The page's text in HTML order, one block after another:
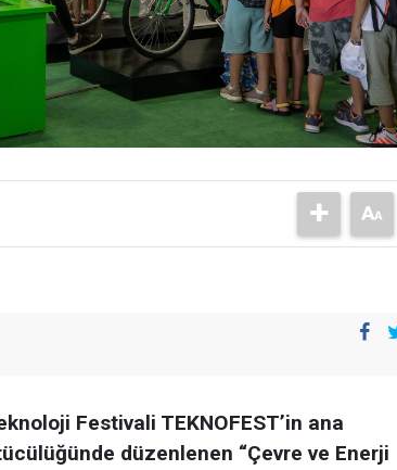
Festivali TEKNOFEST’in ana
düzenlenen “Çevre ve Enerji